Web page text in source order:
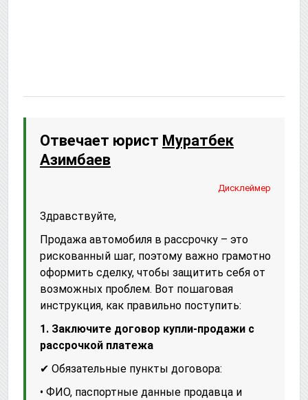
Отвечает юрист Муратбек
Азимбаев
Дисклеймер
Здравствуйте,
Продажа автомобиля в рассрочку – это
рискованный шаг, поэтому важно грамотно
оформить сделку, чтобы защитить себя от
возможных проблем. Вот пошаговая
инструкция, как правильно поступить:
1. Заключите договор купли-продажи с
рассрочкой платежа
✔ Обязательные пункты договора:
• ФИО, паспортные данные продавца и